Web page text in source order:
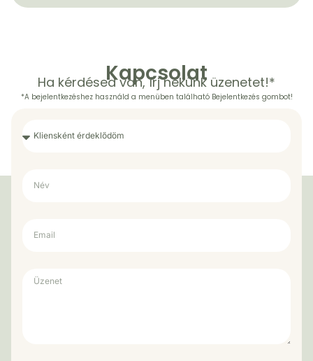
Kapcsolat
Ha kérdésed van, írj nekünk üzenetet!*
*A bejelentkezéshez használd a menüben található Bejelentkezés gombot!